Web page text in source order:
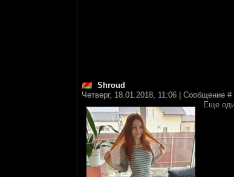
Shroud
Четверг, 18.01.2018, 11:06 | Сообщение #
Еще